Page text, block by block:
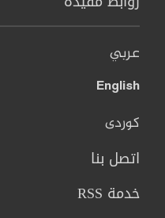
عربي
English
کوردی
اتصل بنا
خدمة RSS